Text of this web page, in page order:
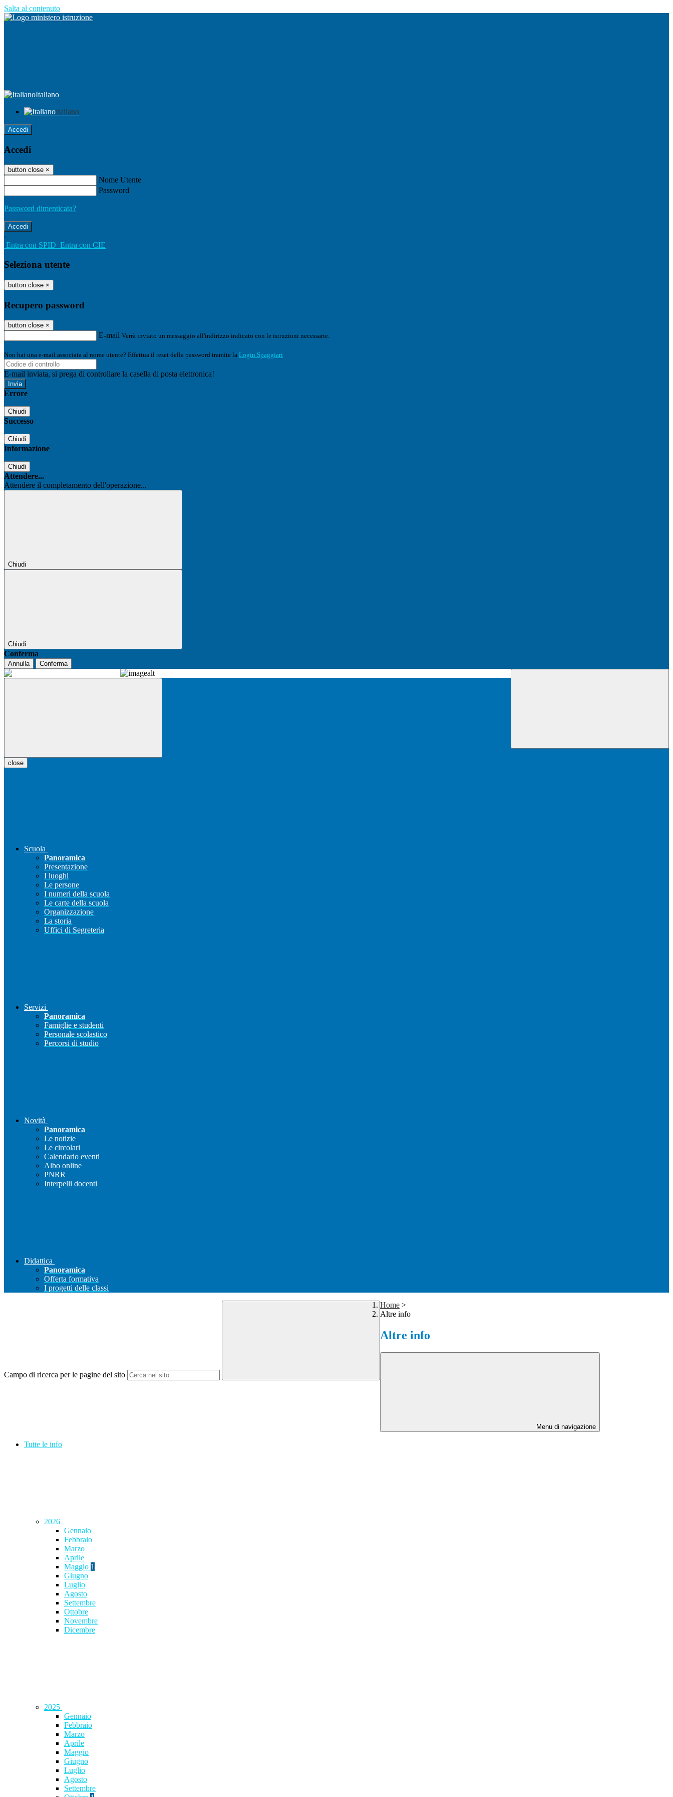
Salta al contenuto
Italiano
Italiano
Accedi
Accedi
button close ×
Nome Utente
Password
Password dimenticata?
-
Entra con SPID Entra con CIE
Seleziona utente
button close ×
Recupero password
button close ×
E-mail Verrà inviato un messaggio all'indirizzo indicato con le istruzioni necessarie.
Non hai una e-mail associata al nome utente? Effettua il reset della password tramite la Login Spaggiari
E-mail inviata, si prega di controllare la casella di posta elettronica!
Errore
Chiudi
Successo
Chiudi
Informazione
Chiudi
Attendere...
Attendere il completamento dell'operazione...
Chiudi
Chiudi
Conferma
Annulla Conferma
close
Scuola
Panoramica
Presentazione
I luoghi
Le persone
I numeri della scuola
Le carte della scuola
Organizzazione
La storia
Uffici di Segreteria
Servizi
Panoramica
Famiglie e studenti
Personale scolastico
Percorsi di studio
Novità
Panoramica
Le notizie
Le circolari
Calendario eventi
Albo online
PNRR
Interpelli docenti
Didattica
Panoramica
Offerta formativa
I progetti delle classi
Campo di ricerca per le pagine del sito
Home >
Altre info
Altre info
Menu di navigazione
Tutte le info
2026
Gennaio
Febbraio
Marzo
Aprile
Maggio 1
Giugno
Luglio
Agosto
Settembre
Ottobre
Novembre
Dicembre
2025
Gennaio
Febbraio
Marzo
Aprile
Maggio
Giugno
Luglio
Agosto
Settembre